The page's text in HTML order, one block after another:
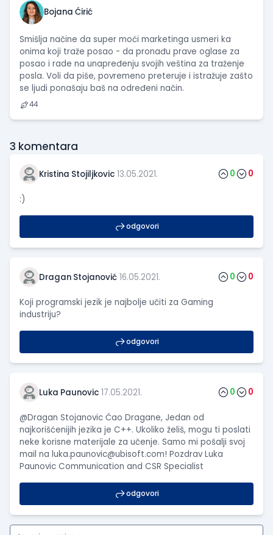
Bojana Ćirić
Smišlja načine da super moći marketinga usmeri ka
onima koji traže posao - da pronađu prave oglase za
posao i rade na unapređenju svojih veština za traženje
posla. Voli da piše, povremeno preteruje i istražuje zašto
se ljudi ponašaju baš na određeni način.
44
3 komentara
Kristina Stojiljkovic 13.05.2021. 0 0
:)
odgovori
Dragan Stojanović 16.05.2021. 0 0
Koji programski jezik je najbolje učiti za Gaming
industriju?
odgovori
Luka Paunovic 17.05.2021. 0 0
@Dragan Stojanovic Ćao Dragane, Jedan od
najkorišćenijih jezika je C++. Ukoliko želiš, mogu ti poslati
neke korisne materijale za učenje. Samo mi pošalji svoj
mail na luka.paunovic@ubisoft.com! Pozdrav Luka
Paunovic Communication and CSR Specialist
odgovori